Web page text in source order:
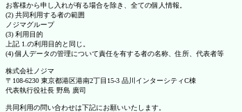
お客様から申し入れが有る場合を除き、全ての個人情報。
(2) 共同利用する者の範囲
ノジマグループ
(3) 利用目的
上記 1.の利用目的と同じ。
(4) 個人データの管理について責任を有する者の名称、住所、代表者等
株式会社ノジマ
〒108-6230 東京都港区港南2丁目15-3 品川インターシティC棟
代表執行役社長 野島 廣司
共同利用の問い合わせは下記にお願いいたします。